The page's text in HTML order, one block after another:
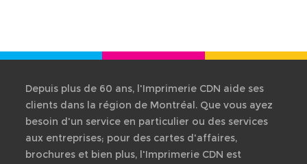
Depuis plus de 60 ans, l'Imprimerie CDN aide ses
clients dans la région de Montréal. Que vous ayez
besoin d'un service en particulier ou des services
aux entreprises; pour des cartes d'affaires,
brochures et bien plus, l'Imprimerie CDN est